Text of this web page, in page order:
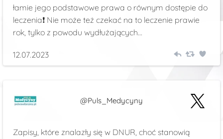
łamie jego podstawowe prawa o równym dostępie do
leczenia❗️ Nie może też czekać na to leczenie prawie
rok, tylko z powodu wydłużających...
12.07.2023
@Puls_Medycyny
Zapisy, które znalazły się w DNUR, choć stanowią